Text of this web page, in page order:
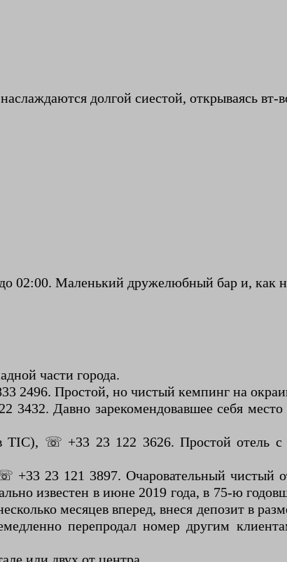
долгой сиестой, открываясь вт-
02:00. Маленький дружелюбный бар и, как
части города.
2496. Простой, но чистый кемпинг на
Давно зарекомендовавшее себя место
TIC), ☏ +33 23 122 3626. Простой отель
23 121 3897. Очаровательный чистый
известен в июне 2019 года, в 75-ю
месяцев вперед, внеся депозит в
перепродал номер другим